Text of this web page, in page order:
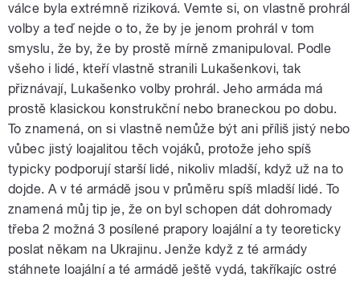
válce byla extrémně riziková. Vemte si, on vlastně prohrál
volby a teď nejde o to, že by je jenom prohrál v tom
smyslu, že by, že by prostě mírně zmanipuloval. Podle
všeho i lidé, kteří vlastně stranili Lukašenkovi, tak
přiznávají, Lukašenko volby prohrál. Jeho armáda má
prostě klasickou konstrukční nebo braneckou po dobu.
To znamená, on si vlastně nemůže být ani příliš jistý nebo
vůbec jistý loajalitou těch vojáků, protože jeho spíš
typicky podporují starší lidé, nikoliv mladší, když už na to
dojde. A v té armádě jsou v průměru spíš mladší lidé. To
znamená můj tip je, že on byl schopen dát dohromady
třeba 2 možná 3 posílené prapory loajální a ty teoreticky
poslat někam na Ukrajinu. Jenže když z té armády
stáhnete loajální a té armádě ještě vydá, takříkajíc ostré